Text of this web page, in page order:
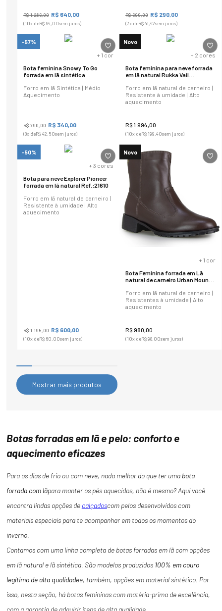
R$1.286,00 R$ 640,00
(10x deR$ 64,00sem juros)
R$690,00 R$ 290,00
(7x deR$41,42sem juros)
-57%
+ 1 cor
Bota feminina Snowy To Go
forrada em lã sintética
Forro em lã Sintética | Médio
Aquecimento
R$790,00 R$ 340,00
(8x deR$42,50sem juros)
Novo
+ 2 cores
Bota feminina para neve forrada
em lã natural Rukka Vail
Forro em lã natural de carneiro |
Resistente à umidade | Alto
aquecimento
R$ 1 994,00
(10x deR$ 199,40sem juros)
-50%
+ 3 cores
Bota para neve Explorer Pioneer
forrada em lã natural Ref.:21610
Forro em lã natural de carneiro |
Resistente à umidade | Alto
aquecimento
R$1.195,00 R$ 600, 00
(10x deR$ 60,00sem juros)
Novo
+ 1 cor
Bota Feminina forrada em Lã
natural de carneiro Urban Mount
Forro em lã natural de carneiro |
Resistentes à umidade | Alto
aquecimento
R$ 980 00
(10x deR$98,00sem juros)
Mostrar mais produtos
Botas forradas em lã e pelo: conforto e
aquecimento eficazes
Para os dias de frio ou com neve, nada melhor do que ter uma bota
forrada com lãpara manter os pés aquecidos, não é mesmo? Aqui você
encontra lindas opções de calçadoscom pelos desenvolvidos com
materiais especiais para te acompanhar em todos os momentos do
inverno.
Contamos com uma linha completa de botas forradas em lã com opções
em lã natural e lã sintética. São modelos produzidos 100% em couro
legítimo de alta qualidadee, também, opções em material sintético. Por
isso, nesta seção, há botas femininas com matéria-prima de excelência,
com a garantia de adquirir itens de alta qualidade.